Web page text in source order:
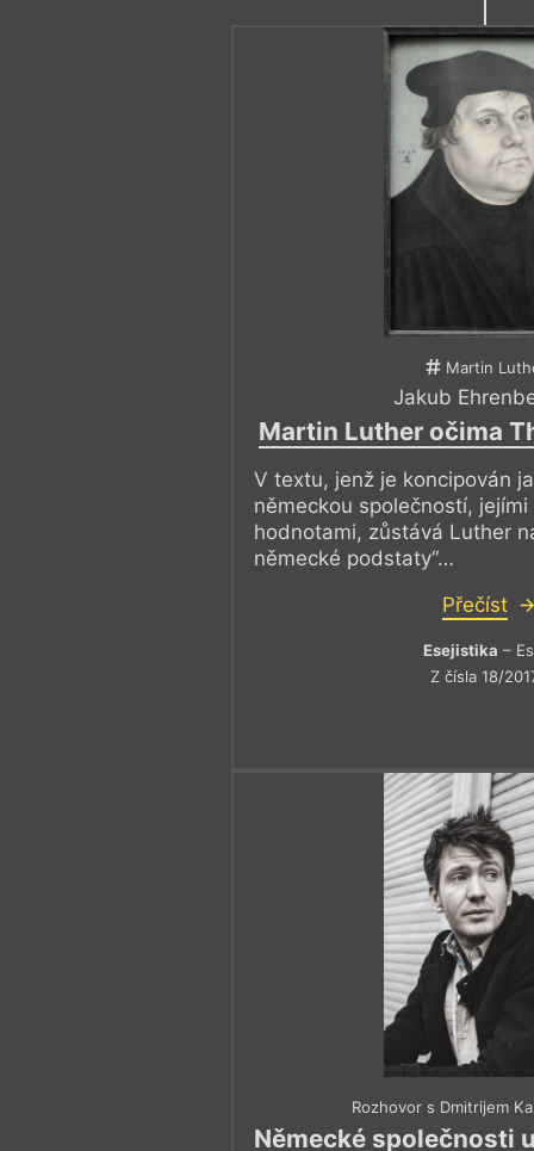
Martin
Jakub
Martin Luther očima
V textu, jenž je koncipován
německou společností,
hodnotami, zůstává Luther
německé podstaty“…
Přečíst
Esejistika –
Z čísla 18/
Rozhovor s Dmitrijem
Německé společnosti